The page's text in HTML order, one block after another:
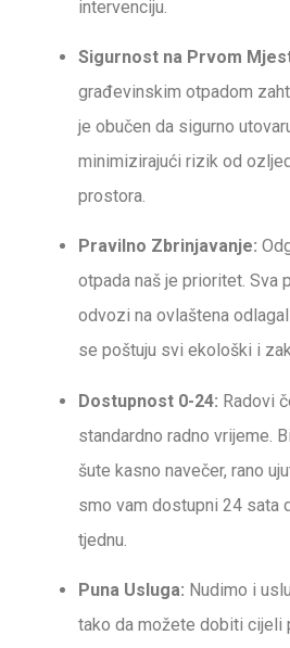
intervenciju.
Sigurnost na Prvom
građevinskim otpadom
je obučen da sigurno
minimizirajući rizik od
prostora.
Pravilno Zbrinjavanje:
otpada naš je prioritet. Sva
odvozi na ovlaštena
se poštuju svi ekološki i
Dostupnost 0-24: Radovi
standardno radno vrijeme.
šute kasno navečer, rano
smo vam dostupni 24 sata
tjednu.
Puna Usluga: Nudimo i
tako da možete dobiti cijeli